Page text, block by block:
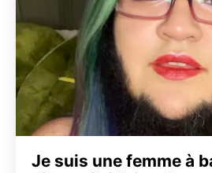
Je suis une femme à